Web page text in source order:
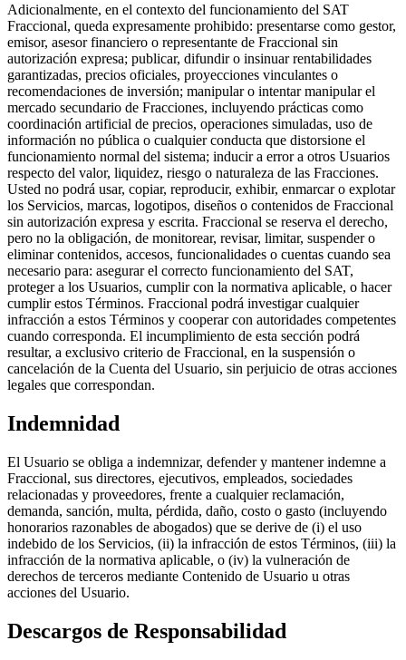
Adicionalmente, en el contexto del funcionamiento del SAT
Fraccional, queda expresamente prohibido: presentarse como gestor,
emisor, asesor financiero o representante de Fraccional sin
autorización expresa; publicar, difundir o insinuar rentabilidades
garantizadas, precios oficiales, proyecciones vinculantes o
recomendaciones de inversión; manipular o intentar manipular el
mercado secundario de Fracciones, incluyendo prácticas como
coordinación artificial de precios, operaciones simuladas, uso de
información no pública o cualquier conducta que distorsione el
funcionamiento normal del sistema; inducir a error a otros Usuarios
respecto del valor, liquidez, riesgo o naturaleza de las Fracciones.
Usted no podrá usar, copiar, reproducir, exhibir, enmarcar o explotar
los Servicios, marcas, logotipos, diseños o contenidos de Fraccional
sin autorización expresa y escrita. Fraccional se reserva el derecho,
pero no la obligación, de monitorear, revisar, limitar, suspender o
eliminar contenidos, accesos, funcionalidades o cuentas cuando sea
necesario para: asegurar el correcto funcionamiento del SAT,
proteger a los Usuarios, cumplir con la normativa aplicable, o hacer
cumplir estos Términos. Fraccional podrá investigar cualquier
infracción a estos Términos y cooperar con autoridades competentes
cuando corresponda. El incumplimiento de esta sección podrá
resultar, a exclusivo criterio de Fraccional, en la suspensión o
cancelación de la Cuenta del Usuario, sin perjuicio de otras acciones
legales que correspondan.
Indemnidad
El Usuario se obliga a indemnizar, defender y mantener indemne a
Fraccional, sus directores, ejecutivos, empleados, sociedades
relacionadas y proveedores, frente a cualquier reclamación,
demanda, sanción, multa, pérdida, daño, costo o gasto (incluyendo
honorarios razonables de abogados) que se derive de (i) el uso
indebido de los Servicios, (ii) la infracción de estos Términos, (iii) la
infracción de la normativa aplicable, o (iv) la vulneración de
derechos de terceros mediante Contenido de Usuario u otras
acciones del Usuario.
Descargos de Responsabilidad